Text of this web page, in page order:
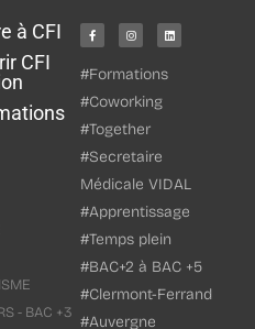
à CFI
CFI
- BAC +3
#Formations
#Coworking
#Together
#Secretaire
Médicale VIDAL
#Apprentissage
#Temps plein
#BAC+2 à BAC +5
#Clermont-Ferrand
#Auvergne